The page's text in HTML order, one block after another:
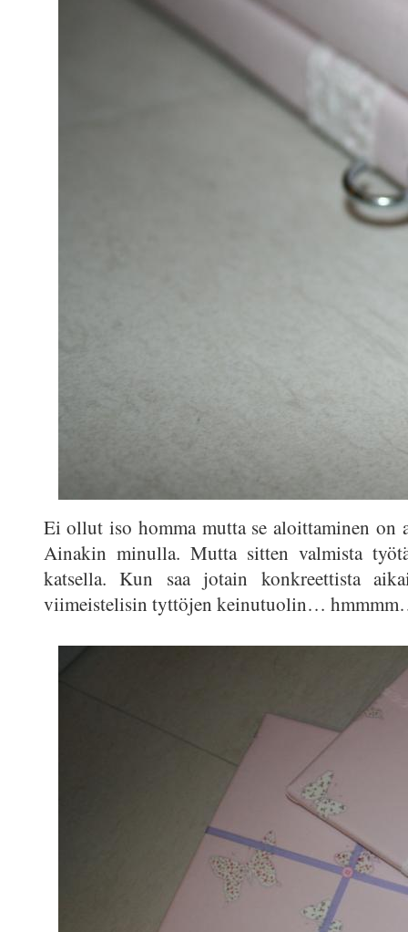
Ei ollut iso homma mutta se aloittaminen on
Ainakin minulla. Mutta sitten valmista
katsella. Kun saa jotain konkreettista
viimeistelisin tyttöjen keinutuolin…